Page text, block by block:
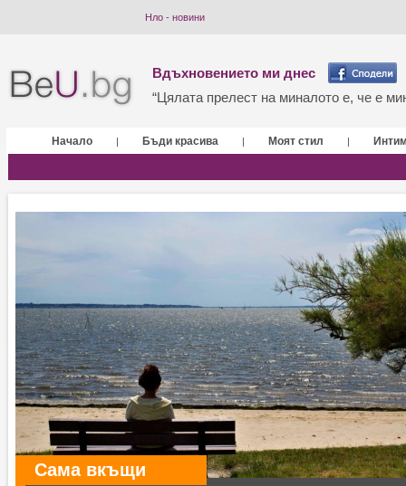
Нло - новини
Вдъхновението ми днес
“Цялата прелест на миналото е, че е
Начало | Бъди красива | Моят стил |
Сама вкъщи